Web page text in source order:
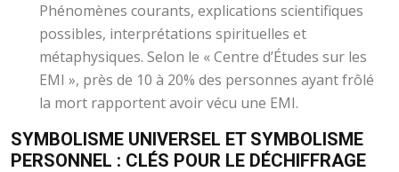
Phénomènes courants, explications scientifiques
possibles, interprétations spirituelles et
métaphysiques. Selon le « Centre d’Études sur les
EMI », près de 10 à 20% des personnes ayant frôlé
la mort rapportent avoir vécu une EMI.
SYMBOLISME UNIVERSEL ET SYMBOLISME
PERSONNEL : CLÉS POUR LE DÉCHIFFRAGE